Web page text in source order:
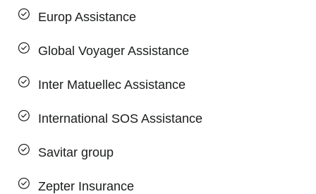
Europ Assistance
Global Voyager Assistance
Inter Matuellec Assistance
International SOS Assistance
Savitar group
Zepter Insurance